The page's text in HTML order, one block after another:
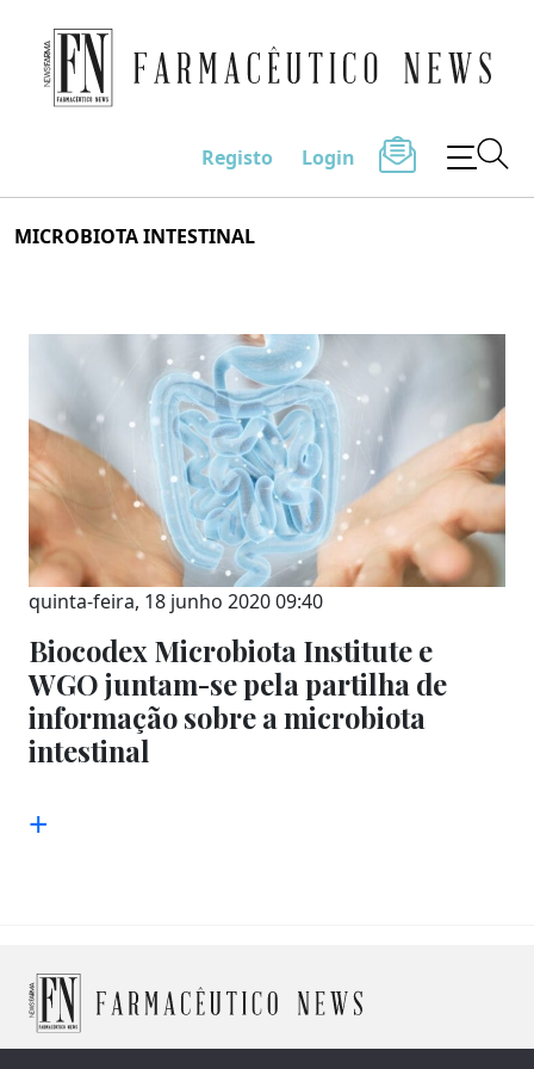
to
Farmacêutico News
Registo Login
MICROBIOTA INTESTINAL
quinta-feira, 18 junho 2020 09:40
Biocodex Microbiota Institute e
WGO juntam-se pela partilha de
informação sobre a microbiota
intestinal
+